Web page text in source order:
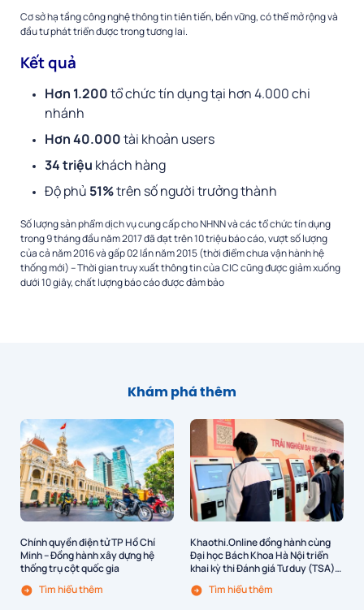
Cơ sở hạ tầng công nghệ thông tin tiên tiến, bền vững, có thể mở rộng và
đầu tư phát triển được trong tương lai.
Kết quả
Hơn 1.200tổ chức tín dụng tại hơn 4.000 chi
nhánh
Hơn 40.000tài khoản users
34 triệu khách hàng
Độ phủ 51%trên số người trưởng thành
Số lượng sản phẩm dịch vụ cung cấp cho NHNN và các tổ chức tín dụng
trong 9 tháng đầu năm 2017 đã đạt trên 10 triệu báo cáo, vượt số lượng
của cả năm 2016 và gấp 02 lần năm 2015 (thời điểm chưa vận hành hệ
thống mới) – Thời gian truy xuất thông tin của CIC cũng được giảm xuống
dưới 10 giây, chất lượng báo cáo được đảm bảo
Khám phá thêm
Chính quyền điện tử TP Hồ Chí
Minh – Đồng hành xây dựng hệ
thống trụ cột quốc gia
Tìm hiểu thêm
Khaothi.Online đồng hành cùng
Đại học Bách Khoa Hà Nội triển
khai kỳ thi Đánh giá Tư duy (TSA)
Tìm hiểu thêm